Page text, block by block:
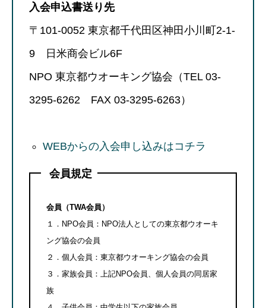
入会申込書送り先
〒101-0052 東京都千代田区神田小川町2-1-
9 日米商会ビル6F
NPO 東京都ウオーキング協会（TEL 03-
3295-6262 FAX 03-3295-6263）
WEBからの入会申し込みはコチラ
会員規定
会員（TWA会員）
１．NPO会員：NPO法人としての東京都ウオーキ
ング協会の会員
２．個人会員：東京都ウオーキング協会の会員
３．家族会員：上記NPO会員、個人会員の同居家
族